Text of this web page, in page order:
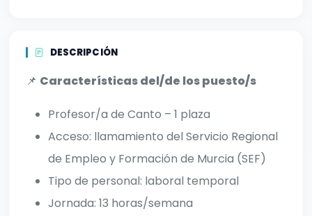
DESCRIPCIÓN
📌 Características del/de los puesto/s
Profesor/a de Canto – 1 plaza
Acceso: llamamiento del Servicio Regional
de Empleo y Formación de Murcia (SEF)
Tipo de personal: laboral temporal
Jornada: 13 horas/semana